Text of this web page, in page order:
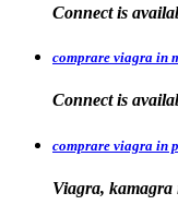
Connect is
comprare viagra in
Connect is
comprare viagra in
Viagra,